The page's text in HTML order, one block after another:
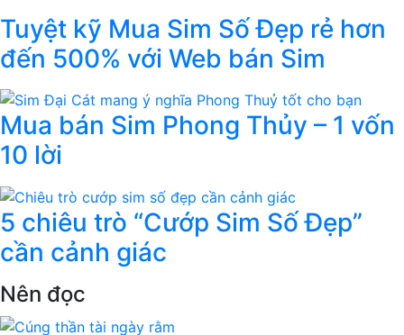
Tuyệt kỹ Mua Sim Số Đẹp rẻ hơn
đến 500% với Web bán Sim
Mua bán Sim Phong Thủy – 1 vốn
10 lời
5 chiêu trò “Cướp Sim Số Đẹp”
cần cảnh giác
Nên đọc